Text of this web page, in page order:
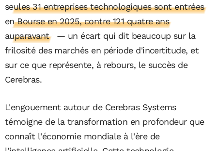
seules 31 entreprises technologiques sont entrées
en Bourse en 2025, contre 121 quatre ans
auparavant
— un écart qui dit beaucoup sur la
frilosité des marchés en période d'incertitude, et
sur ce que représente, à rebours, le succès de
Cerebras.
L'engouement autour de Cerebras Systems
témoigne de la transformation en profondeur que
connaît l'économie mondiale à l'ère de